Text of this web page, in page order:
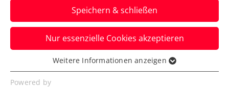
News filtern
Speichern & schließen
Nur essenzielle Cookies akzeptieren
Essenziell
Essenzielle Cookies werden für grundlegende
Weitere Informationen anzeigen
Powered by